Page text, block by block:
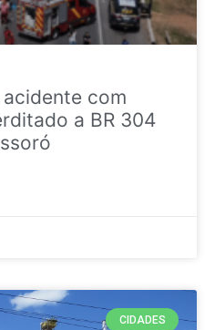
com
a BR 304
CIDADES